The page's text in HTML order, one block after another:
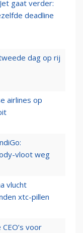
gaat verder:
deadline
dag op rij
airlines op
vloot weg
vlucht
xtc-pillen
voor